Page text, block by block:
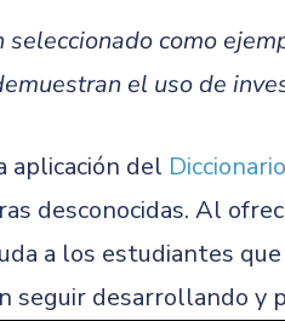
seleccionado como
el uso de
aplicación del
desconocidas. Al
a los estudiantes
seguir desarrollando y